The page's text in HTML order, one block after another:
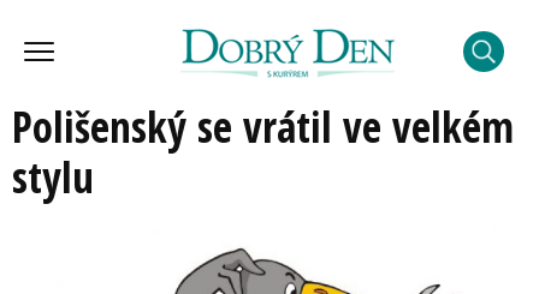
Polišenský se vrátil ve velkém
stylu